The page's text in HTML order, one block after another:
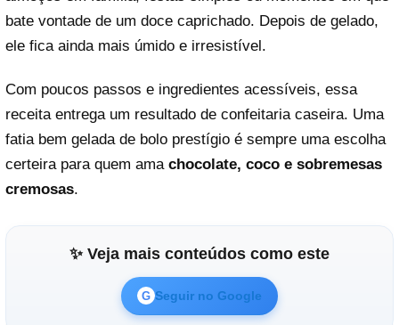
bate vontade de um doce caprichado. Depois de gelado,
ele fica ainda mais úmido e irresistível.
Com poucos passos e ingredientes acessíveis, essa
receita entrega um resultado de confeitaria caseira. Uma
fatia bem gelada de bolo prestígio é sempre uma escolha
certeira para quem ama chocolate, coco e sobremesas
cremosas.
✨ Veja mais conteúdos como este
G Seguir no Google